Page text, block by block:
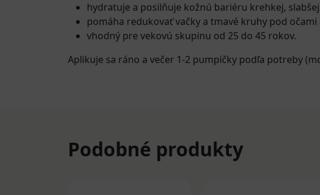
hydratuje a posilňuje kožnú bariéru krehkej,
pomáha redukovať vačky a tmavé kruhy pod očami
vhodný pre vekovú skupinu od 25 do 45 rokov.
Aplikuje sa ráno a večer 1-2 pumpičky podľa potreby
Podobné produkty